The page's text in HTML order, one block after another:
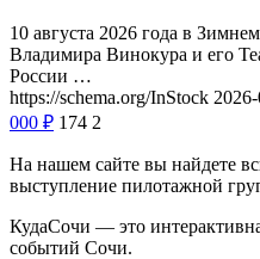
10 августа 2026 года в
Владимира Винокура и его
России …
https://schema.org/InStock
000 ₽ 174 2
На нашем сайте вы найдете
выступление пилотажной
КудаСочи — это
событий Сочи.